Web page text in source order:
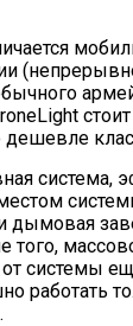
дешевле
дымовая
того,
системы
работать